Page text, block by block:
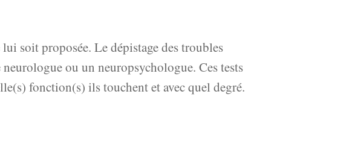
soit proposée. Le dépistage des troubles
ou un neuropsychologue. Ces tests
fonction(s) ils touchent et avec quel degré.